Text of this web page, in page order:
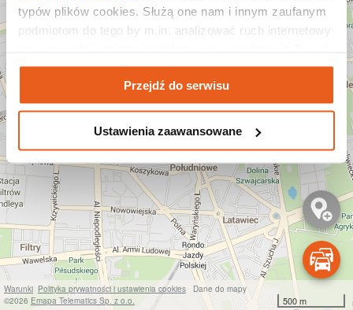
typów plików cookies. Służą one nam i innym zaufanym
podmiotom do tego by m.in. analizować ruch internetowy
aktywności na naszych stronach internetowych. Więcej
informacji znajdziesz w naszej polityce prywatności
Przejdź do serwisu
Ustawienia zaawansowane
500 m
Warunki Polityka prywatności i ustawienia cookies Dane do mapy
©2026 Emapa Telematics Sp. z o.o.
Zgłoś remont Popraw mapę Dodaj miejsce
Fotoradary Remonty Korki